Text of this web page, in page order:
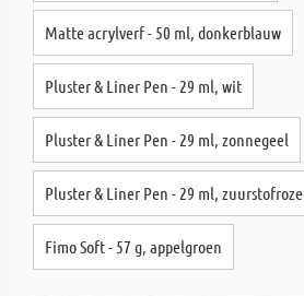
Matte acrylverf - 50 ml, donkerblauw
Pluster & Liner Pen - 29 ml, wit
Pluster & Liner Pen - 29 ml, zonnegeel
Pluster & Liner Pen - 29 ml, zuurstofroze
Fimo Soft - 57 g, appelgroen